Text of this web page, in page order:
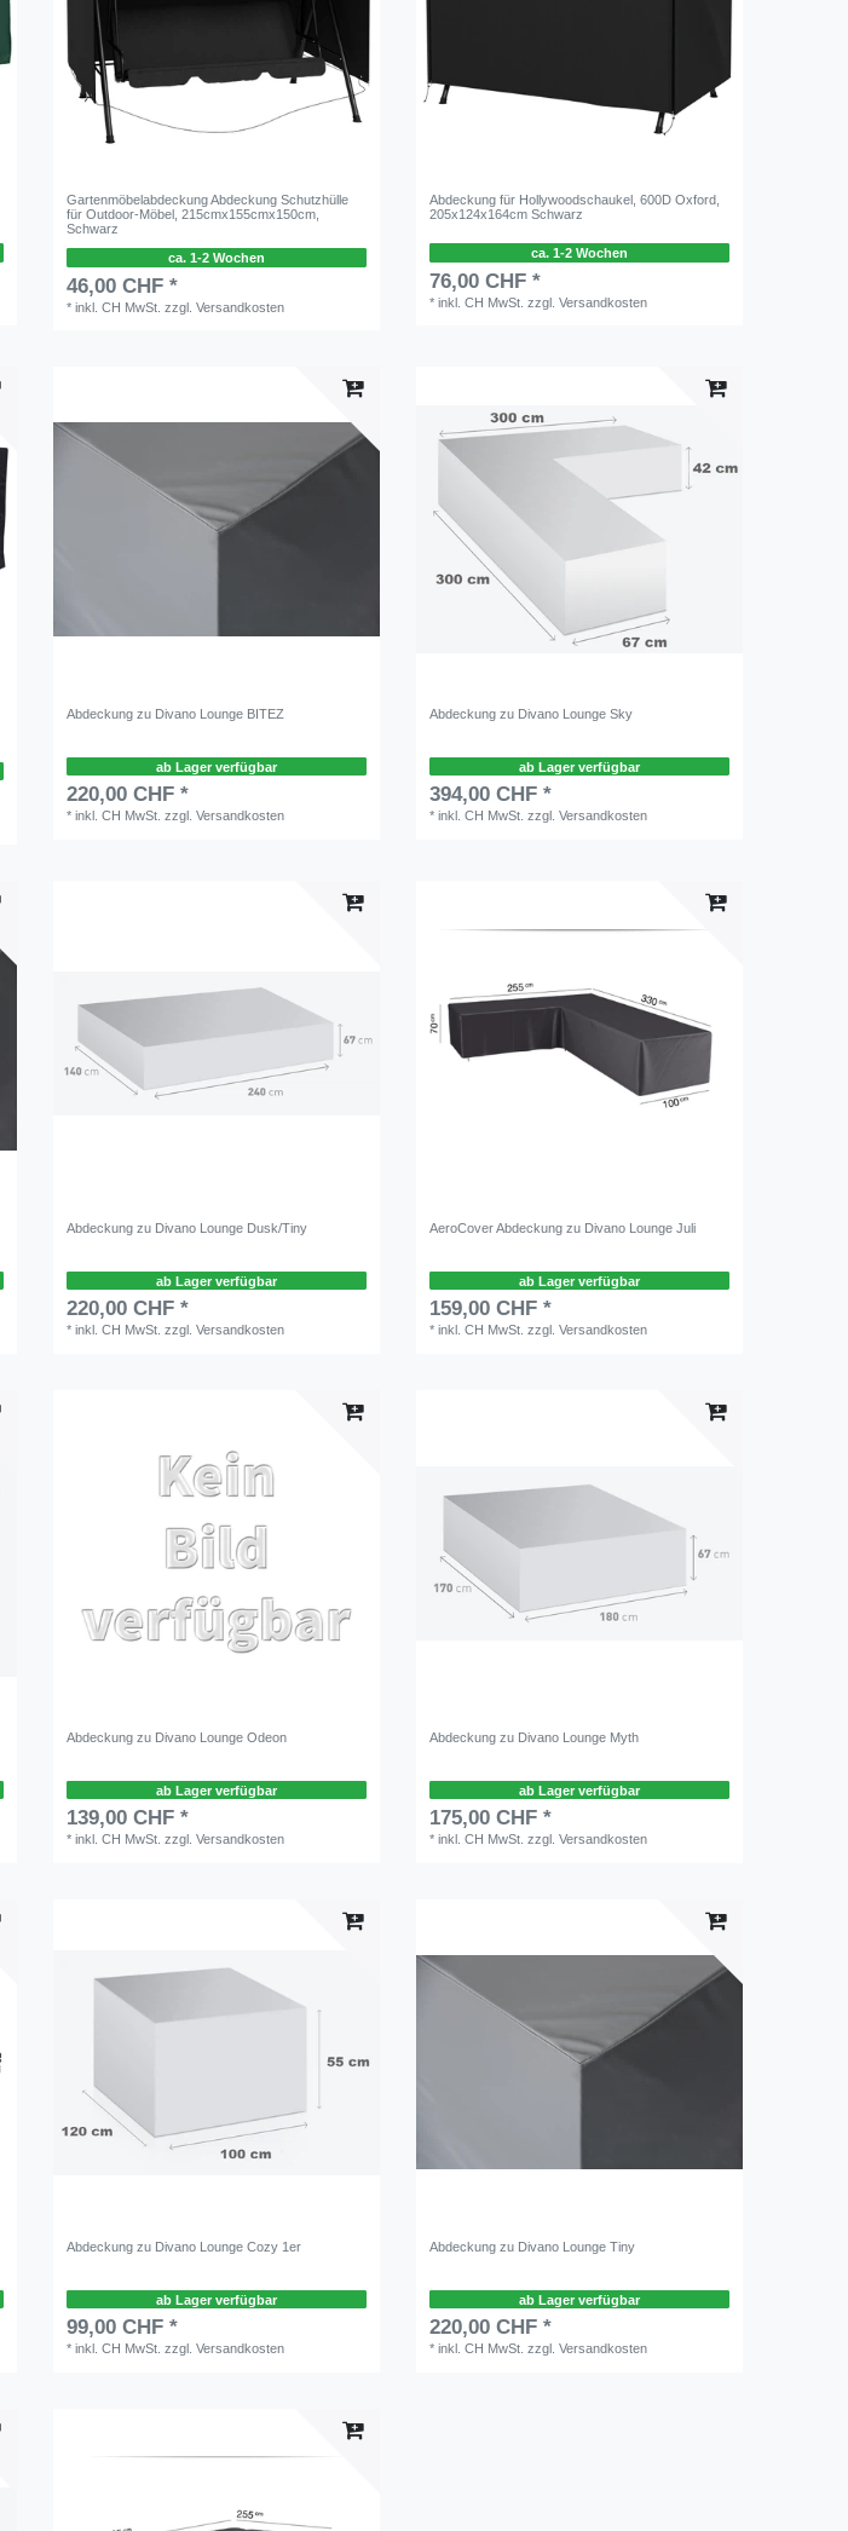
Gartenmöbelabdeckung Abdeckung Schutzhülle
für Outdoor-Möbel, 215cmx155cmx150cm,
Schwarz
ca. 1-2 Wochen
46,00 CHF *
*inkl. CH MwSt. zzgl.Versandkosten
Abdeckung für Hollywoodschaukel, 600D Oxford,
205x124x164cm Schwarz
ca. 1-2 Wochen
76,00 CHF *
*inkl. CH MwSt. zzgl.Versandkosten
Abdeckung zu Divano Lounge BITEZ
ab Lager verfügbar
220,00 CHF *
*inkl. CH MwSt. zzgl.Versandkosten
Abdeckung zu Divano Lounge Sky
ab Lager verfügbar
394,00 CHF *
*inkl. CH MwSt. zzgl.Versandkosten
Abdeckung zu Divano Lounge Dusk/Tiny
ab Lager verfügbar
220,00 CHF *
*inkl. CH MwSt. zzgl.Versandkosten
AeroCover Abdeckung zu Divano Lounge Juli
ab Lager verfügbar
159,00 CHF *
*inkl. CH MwSt. zzgl.Versandkosten
Abdeckung zu Divano Lounge Odeon
ab Lager verfügbar
139,00 CHF *
*inkl. CH MwSt. zzgl.Versandkosten
Abdeckung zu Divano Lounge Myth
ab Lager verfügbar
175,00 CHF *
*inkl. CH MwSt. zzgl.Versandkosten
Abdeckung zu Divano Lounge Cozy 1er
ab Lager verfügbar
99,00 CHF *
*inkl. CH MwSt. zzgl.Versandkosten
Abdeckung zu Divano Lounge Tiny
ab Lager verfügbar
220,00 CHF *
*inkl. CH MwSt. zzgl.Versandkosten